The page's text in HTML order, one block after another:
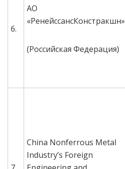
6.
АО
«РенейссансКонстракшн»
(Российская Федерация)
China Nonferrous Metal
Industry’s Foreign